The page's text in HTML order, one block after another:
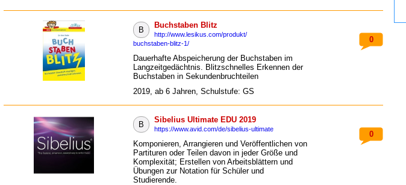
B
Buchstaben Blitz
http://www.lesikus.com/produkt/
buchstaben-blitz-1/
Dauerhafte Abspeicherung der Buchstaben im
Langzeitgedächtnis. Blitzschnelles Erkennen der
Buchstaben in Sekundenbruchteilen
2019, ab 6 Jahren, Schulstufe: GS
0
B
Sibelius Ultimate EDU 2019
https://www.avid.com/de/sibelius-ultimate
Komponieren, Arrangieren und Veröffentlichen von
Partituren oder Teilen davon in jeder Größe und
Komplexität; Erstellen von Arbeitsblättern und
Übungen zur Notation für Schüler und
Studierende.
0